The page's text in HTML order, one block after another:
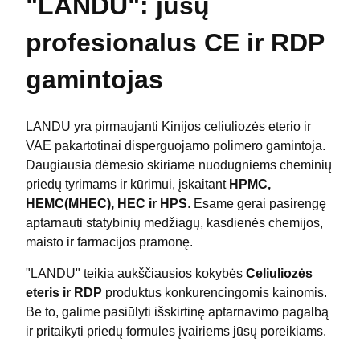
profesionalus CE ir RDP
gamintojas
LANDU yra pirmaujanti Kinijos celiuliozės eterio ir
VAE pakartotinai disperguojamo polimero gamintoja.
Daugiausia dėmesio skiriame nuodugniems cheminių
priedų tyrimams ir kūrimui, įskaitant HPMC,
HEMC(MHEC), HEC ir HPS. Esame gerai pasirengę
aptarnauti statybinių medžiagų, kasdienės chemijos,
maisto ir farmacijos pramonę.
"LANDU" teikia aukščiausios kokybės Celiuliozės
eteris ir RDP produktus konkurencingomis kainomis.
Be to, galime pasiūlyti išskirtinę aptarnavimo pagalbą
ir pritaikyti priedų formules įvairiems jūsų poreikiams.